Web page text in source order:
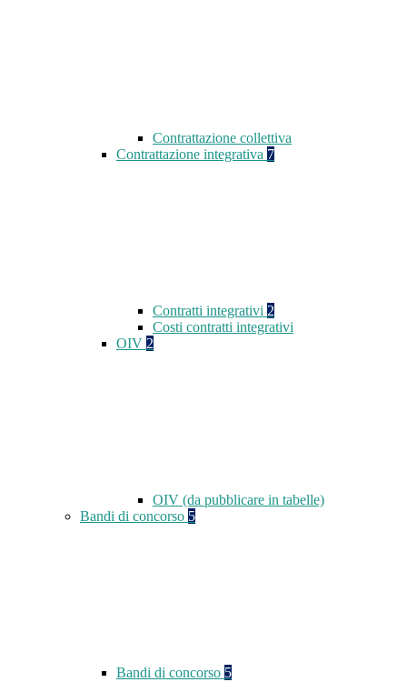
Contrattazione collettiva
Contrattazione integrativa 7
Contratti integrativi 2
Costi contratti integrativi
OIV 2
OIV (da pubblicare in tabelle)
Bandi di concorso 5
Bandi di concorso 5